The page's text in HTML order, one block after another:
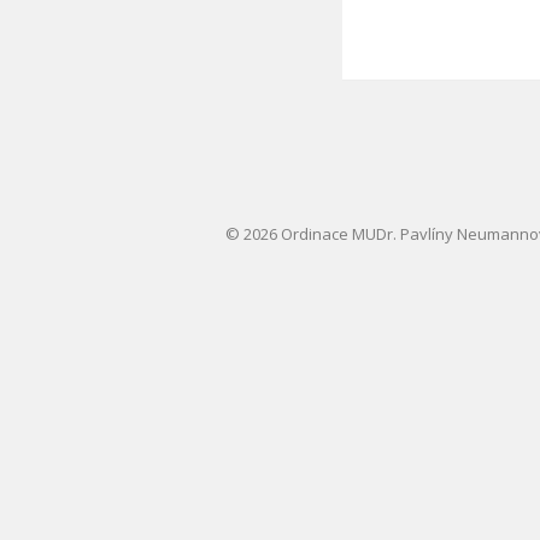
© 2026 Ordinace MUDr. Pavlíny